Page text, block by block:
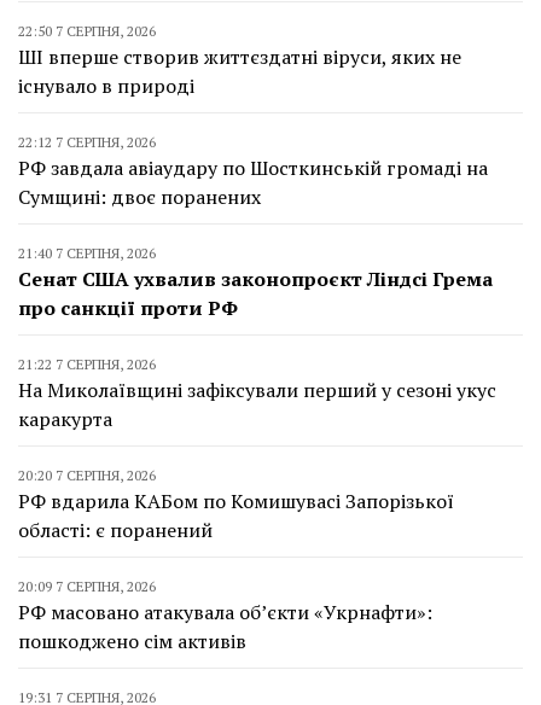
22:50 7 СЕРПНЯ, 2026
ШІ вперше створив життєздатні віруси, яких не
існувало в природі
22:12 7 СЕРПНЯ, 2026
РФ завдала авіаудару по Шосткинській громаді на
Сумщині: двоє поранених
21:40 7 СЕРПНЯ, 2026
Сенат США ухвалив законопроєкт Ліндсі Грема
про санкції проти РФ
21:22 7 СЕРПНЯ, 2026
На Миколаївщині зафіксували перший у сезоні укус
каракурта
20:20 7 СЕРПНЯ, 2026
РФ вдарила КАБом по Комишувасі Запорізької
області: є поранений
20:09 7 СЕРПНЯ, 2026
РФ масовано атакувала об’єкти «Укрнафти»:
пошкоджено сім активів
19:31 7 СЕРПНЯ, 2026